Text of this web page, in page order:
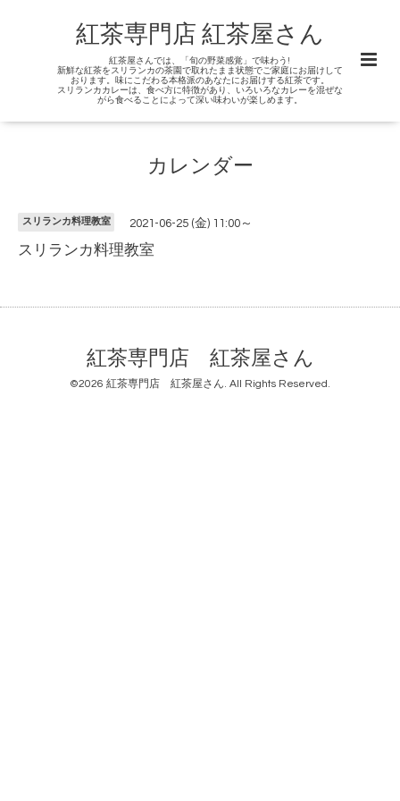
紅茶専門店 紅茶屋さん
紅茶屋さんでは、「旬の野菜感覚」で味わう!
新鮮な紅茶をスリランカの茶園で取れたまま状態でご家庭にお届けして
おります。味にこだわる本格派のあなたにお届けする紅茶です。
スリランカカレーは、食べ方に特徴があり、いろいろなカレーを混ぜな
がら食べることによって深い味わいが楽しめます。
カレンダー
スリランカ料理教室 2021-06-25 (金) 11:00～
スリランカ料理教室
紅茶専門店 紅茶屋さん
©2026 紅茶専門店 紅茶屋さん. All Rights Reserved.